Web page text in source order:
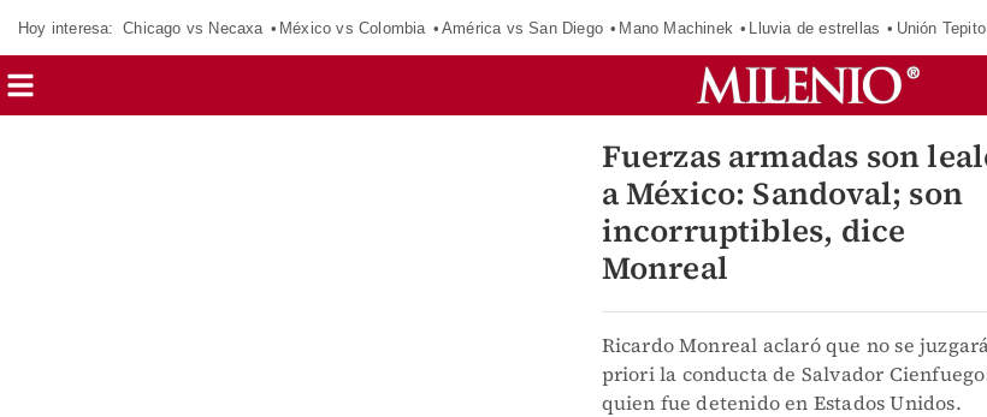
Hoy interesa: Chicago vs Necaxa México vs Colombia América vs San Diego Mano Machinek Lluvia de estrellas Unión Tepito
Fuerzas armadas son
a México: Sandoval; son
incorruptibles, dice
Monreal
Ricardo Monreal aclaró que no se
priori la conducta de Salvador
quien fue detenido en Estados Unidos.